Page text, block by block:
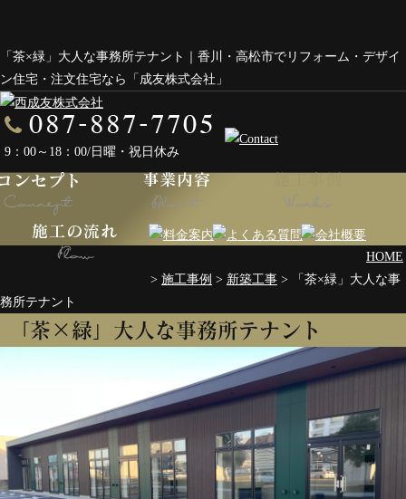
「茶×緑」大人な事務所テナント｜香川・高松市でリフォーム・デザイ
ン住宅・注文住宅なら「成友株式会社」
9：00～18：00/日曜・祝日休み
HOME
> 施工事例 > 新築工事 >
「茶×緑」大人な事
務所テナント
「茶×緑」大人な事務所テナント